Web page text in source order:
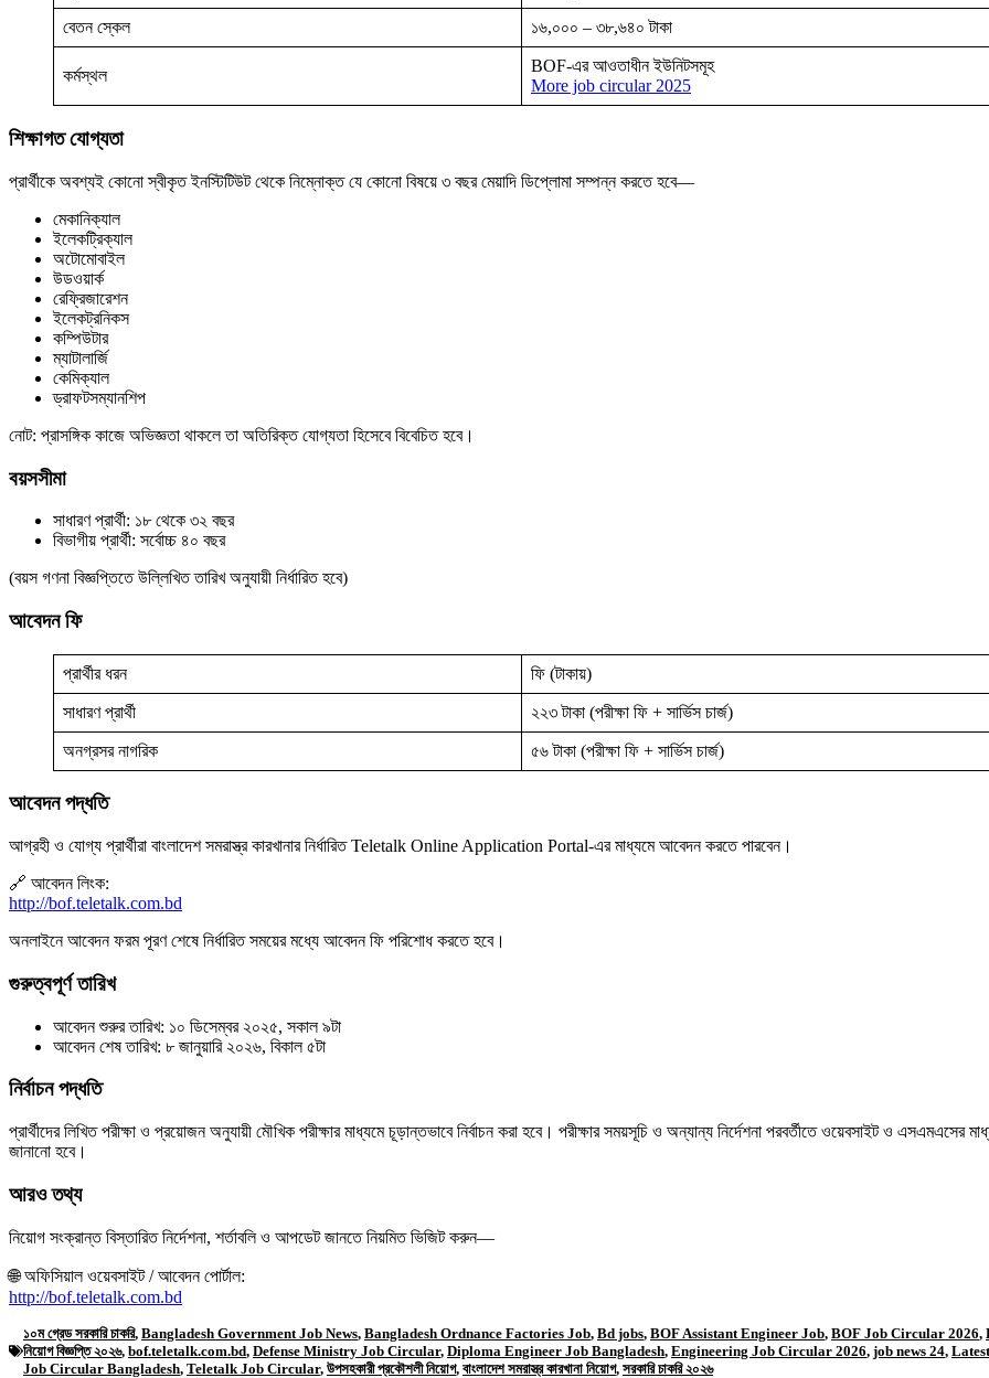
বেতন স্কেল ১৬,০০০ – ৩৮,৬৪০ টাকা
কর্মস্থল
BOF-এর আওতাধীন ইউনিটসমূহ
More job circular 2025
শিক্ষাগত যোগ্যতা
প্রার্থীকে অবশ্যই কোনো স্বীকৃত ইনস্টিটিউট থেকে নিম্নোক্ত যে কোনো বিষয়ে ৩ বছর মেয়াদি ডিপ্লোমা সম্পন্ন করতে হবে—
মেকানিক্যাল
ইলেকট্রিক্যাল
অটোমোবাইল
উডওয়ার্ক
রেফ্রিজারেশন
ইলেকট্রনিকস
কম্পিউটার
ম্যাটালার্জি
কেমিক্যাল
ড্রাফটসম্যানশিপ
নোট: প্রাসঙ্গিক কাজে অভিজ্ঞতা থাকলে তা অতিরিক্ত যোগ্যতা হিসেবে বিবেচিত হবে।
বয়সসীমা
সাধারণ প্রার্থী: ১৮ থেকে ৩২ বছর
বিভাগীয় প্রার্থী: সর্বোচ্চ ৪০ বছর
(বয়স গণনা বিজ্ঞপ্তিতে উল্লিখিত তারিখ অনুযায়ী নির্ধারিত হবে)
আবেদন ফি
প্রার্থীর ধরন ফি (টাকায়)
সাধারণ প্রার্থী ২২৩ টাকা (পরীক্ষা ফি + সার্ভিস চার্জ)
অনগ্রসর নাগরিক ৫৬ টাকা (পরীক্ষা ফি + সার্ভিস চার্জ)
আবেদন পদ্ধতি
আগ্রহী ও যোগ্য প্রার্থীরা বাংলাদেশ সমরাস্ত্র কারখানার নির্ধারিত Teletalk Online Application Portal-এর মাধ্যমে আবেদন করতে পারবেন।
🔗 আবেদন লিংক:
http://bof.teletalk.com.bd
অনলাইনে আবেদন ফরম পূরণ শেষে নির্ধারিত সময়ের মধ্যে আবেদন ফি পরিশোধ করতে হবে।
গুরুত্বপূর্ণ তারিখ
আবেদন শুরুর তারিখ: ১০ ডিসেম্বর ২০২৫, সকাল ৯টা
আবেদন শেষ তারিখ: ৮ জানুয়ারি ২০২৬, বিকাল ৫টা
নির্বাচন পদ্ধতি
প্রার্থীদের লিখিত পরীক্ষা ও প্রয়োজন অনুযায়ী মৌখিক পরীক্ষার মাধ্যমে চূড়ান্তভাবে নির্বাচন করা হবে। পরীক্ষার সময়সূচি ও অন্যান্য নির্দেশনা পরবর্তীতে ওয়েবসাইট ও এসএমএসের
জানানো হবে।
আরও তথ্য
নিয়োগ সংক্রান্ত বিস্তারিত নির্দেশনা, শর্তাবলি ও আপডেট জানতে নিয়মিত ভিজিট করুন—
🌐 অফিসিয়াল ওয়েবসাইট / আবেদন পোর্টাল:
http://bof.teletalk.com.bd
১০ম গ্রেড সরকারি চাকরি, Bangladesh Government Job News, Bangladesh Ordnance Factories Job, Bd jobs, BOF Assistant Engineer Job, BOF Job Circular 2026,
নিয়োগ বিজ্ঞপ্তি ২০২৬, bof.teletalk.com.bd, Defense Ministry Job Circular, Diploma Engineer Job Bangladesh, Engineering Job Circular 2026, job news 24,
Job Circular Bangladesh, Teletalk Job Circular, উপসহকারী প্রকৌশলী নিয়োগ, বাংলাদেশ সমরাস্ত্র কারখানা নিয়োগ, সরকারি চাকরি ২০২৬